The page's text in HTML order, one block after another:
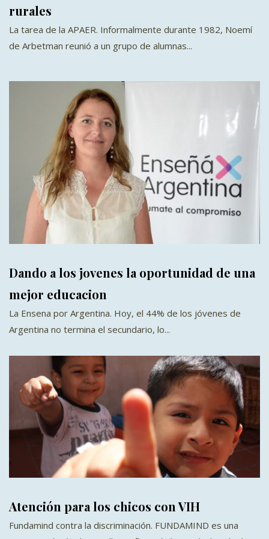
rurales
La tarea de la APAER. Informalmente durante 1982, Noemí
de Arbetman reunió a un grupo de alumnas...
Dando a los jovenes la oportunidad de una
mejor educacion
La Ensena por Argentina. Hoy, el 44% de los jóvenes de
Argentina no termina el secundario, lo...
Atención para los chicos con VIH
Fundamind contra la discriminación. FUNDAMIND es una